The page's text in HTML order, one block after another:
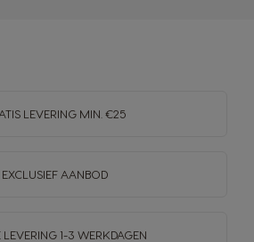
LEVERING MIN. €25
EXCLUSIEF AANBOD
LEVERING 1-3 WERKDAGEN